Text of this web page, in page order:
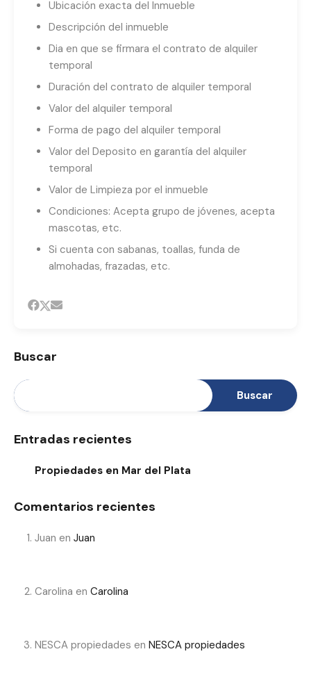
Ubicación exacta del Inmueble
Descripción del inmueble
Dia en que se firmara el contrato de alquiler
temporal
Duración del contrato de alquiler temporal
Valor del alquiler temporal
Forma de pago del alquiler temporal
Valor del Deposito en garantía del alquiler
temporal
Valor de Limpieza por el inmueble
Condiciones: Acepta grupo de jóvenes, acepta
mascotas, etc.
Si cuenta con sabanas, toallas, funda de
almohadas, frazadas, etc.
Buscar
Buscar
Entradas recientes
Propiedades en Mar del Plata
Comentarios recientes
Juan en Juan
Carolina en Carolina
NESCA propiedades en NESCA propiedades